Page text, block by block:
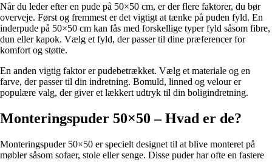
Når du leder efter en pude på 50×50 cm, er der flere faktorer, du bør
overveje. Først og fremmest er det vigtigt at tænke på puden fyld. En
inderpude på 50×50 cm kan fås med forskellige typer fyld såsom fibre,
dun eller kapok. Vælg et fyld, der passer til dine præferencer for
komfort og støtte.
En anden vigtig faktor er pudebetrækket. Vælg et materiale og en
farve, der passer til din indretning. Bomuld, linned og velour er
populære valg, der giver et lækkert udtryk til din boligindretning.
Monteringspuder 50×50 – Hvad er de?
Monteringspuder 50×50 er specielt designet til at blive monteret på
møbler såsom sofaer, stole eller senge. Disse puder har ofte en fastere